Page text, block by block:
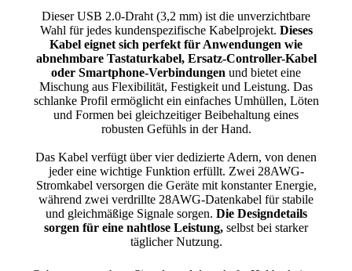
Dieser USB 2.0-Draht (3,2 mm) ist die unverzichtbare
Wahl für jedes kundenspezifische Kabelprojekt. Dieses
Kabel eignet sich perfekt für Anwendungen wie
abnehmbare Tastaturkabel, Ersatz-Controller-Kabel
oder Smartphone-Verbindungen und bietet eine
Mischung aus Flexibilität, Festigkeit und Leistung. Das
schlanke Profil ermöglicht ein einfaches Umhüllen, Löten
und Formen bei gleichzeitiger Beibehaltung eines
robusten Gefühls in der Hand.
Das Kabel verfügt über vier dedizierte Adern, von denen
jeder eine wichtige Funktion erfüllt. Zwei 28AWG-
Stromkabel versorgen die Geräte mit konstanter Energie,
während zwei verdrillte 28AWG-Datenkabel für stabile
und gleichmäßige Signale sorgen. Die Designdetails
sorgen für eine nahtlose Leistung, selbst bei starker
täglicher Nutzung.